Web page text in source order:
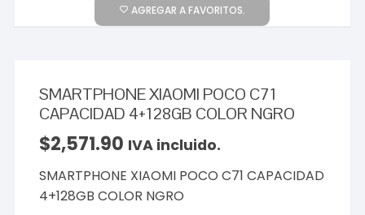
AGREGAR A FAVORITOS.
SMARTPHONE XIAOMI POCO C71
CAPACIDAD 4+128GB COLOR NGRO
$2,571.90 IVA incluido.
SMARTPHONE XIAOMI POCO C71 CAPACIDAD
4+128GB COLOR NGRO